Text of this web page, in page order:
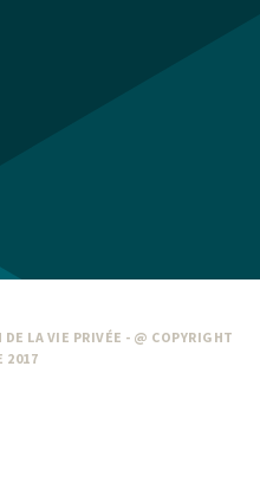
LA VIE PRIVÉE - @ COPYRIGHT
2017